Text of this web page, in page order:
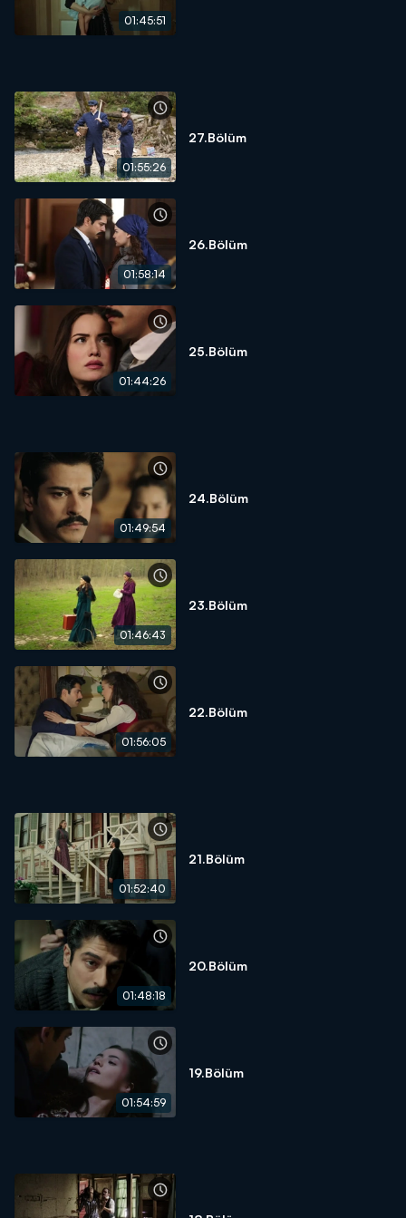
01:45:51
01:55:26
27.Bölüm
01:58:14
26.Bölüm
01:44:26
25.Bölüm
01:49:54
24.Bölüm
01:46:43
23.Bölüm
01:56:05
22.Bölüm
01:52:40
21.Bölüm
01:48:18
20.Bölüm
01:54:59
19.Bölüm